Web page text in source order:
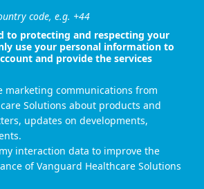
code, e.g. +44
to protecting and respecting your
use your personal information to
and provide the services
marketing communications from
Solutions about products and
updates on developments,
interaction data to improve the
of Vanguard Healthcare Solutions